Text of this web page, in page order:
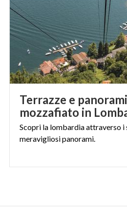
ultracentenarie.
PHOTO MUSEO MOLTENI GIUSSANO
Terrazze e panorami
Scopri la lombardiaattraverso i
meravigliosipanorami.